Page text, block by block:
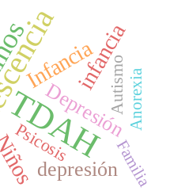
TDAH
Infanciainfancia
Depresión
depresión
Autismo
Psicosis Familia
Anorexia